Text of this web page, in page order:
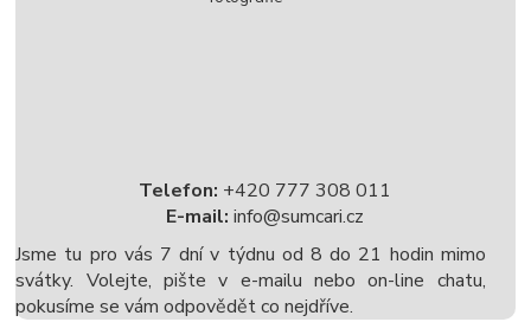
Telefon: +420 777 308 011
E-mail: info@sumcari.cz
Jsme tu pro vás 7 dní v týdnu od 8 do 21 hodin mimo
svátky. Volejte, pište v e-mailu nebo on-line chatu,
pokusíme se vám odpovědět co nejdříve.